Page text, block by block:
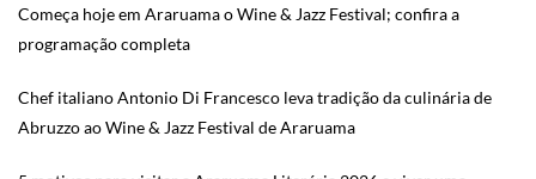
Começa hoje em Araruama o Wine & Jazz Festival; confira a
programação completa
Chef italiano Antonio Di Francesco leva tradição da culinária de
Abruzzo ao Wine & Jazz Festival de Araruama